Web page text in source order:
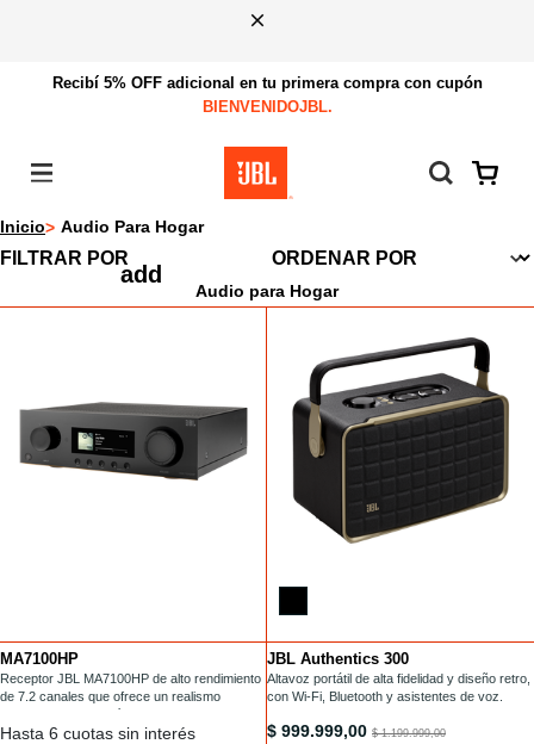
Recibí 5% OFF adicional en tu primera compra con cupón
BIENVENIDOJBL.
Menú
Inicio Audio Para Hogar
FILTRAR POR
Audio para Hogar
MA7100HP
/audio-para-hogar/MA7100HP.html
Receptor JBL MA7100HP de alto rendimiento
de 7.2 canales que ofrece un realismo
impresionante con vídeo 8K para disfrutar de
la mejor experiencia de home cinema.
Installments
Hasta 6 cuotas sin interés
JBL Authentics 300
/parlantes-con-wifi/AUTHENTICS-300.html
Altavoz portátil de alta fidelidad y diseño retro,
con Wi-Fi, Bluetooth y asistentes de voz.
/parlantes-con-wifi/AUTHENTICS-
$ 999.999,00 $ 1.199.999,00
Installments